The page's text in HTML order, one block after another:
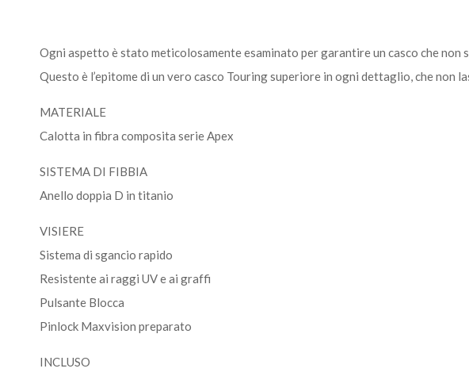
Ogni aspetto è stato meticolosamente esaminato per garantire un casco che non
Questo è l’epitome di un vero casco Touring superiore in ogni dettaglio, che non
MATERIALE
Calotta in fibra composita serie Apex
SISTEMA DI FIBBIA
Anello doppia D in titanio
VISIERE
Sistema di sgancio rapido
Resistente ai raggi UV e ai graffi
Pulsante Blocca
Pinlock Maxvision preparato
INCLUSO